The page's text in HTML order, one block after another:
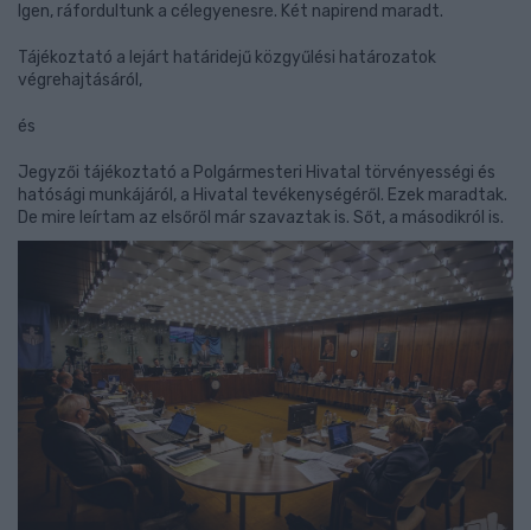
Igen, ráfordultunk a célegyenesre. Két napirend maradt.
Tájékoztató a lejárt határidejű közgyűlési határozatok
végrehajtásáról,
és
Jegyzői tájékoztató a Polgármesteri Hivatal törvényességi és
hatósági munkájáról, a Hivatal tevékenységéről. Ezek maradtak.
De mire leírtam az elsőről már szavaztak is. Sőt, a másodikról is.